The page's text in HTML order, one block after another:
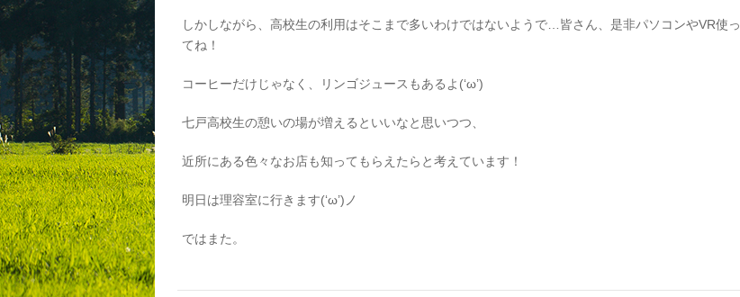
しかしながら、高校生の利用はそこまで多いわけではないようで…皆さん、是非パソコンやVR使っ
てね！
コーヒーだけじゃなく、リンゴジュースもあるよ(‘ω’)
七戸高校生の憩いの場が増えるといいなと思いつつ、
近所にある色々なお店も知ってもらえたらと考えています！
明日は理容室に行きます(‘ω’)ノ
ではまた。